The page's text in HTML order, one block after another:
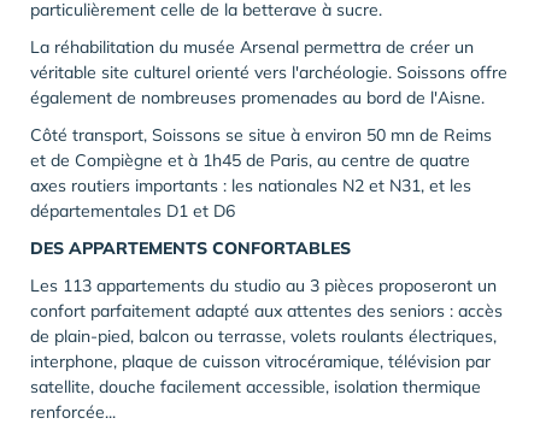
particulièrement celle de la betterave à sucre.
La réhabilitation du musée Arsenal permettra de créer un
véritable site culturel orienté vers l'archéologie. Soissons offre
également de nombreuses promenades au bord de l'Aisne.
Côté transport, Soissons se situe à environ 50 mn de Reims
et de Compiègne et à 1h45 de Paris, au centre de quatre
axes routiers importants : les nationales N2 et N31, et les
départementales D1 et D6
DES APPARTEMENTS CONFORTABLES
Les 113 appartements du studio au 3 pièces proposeront un
confort parfaitement adapté aux attentes des seniors : accès
de plain-pied, balcon ou terrasse, volets roulants électriques,
interphone, plaque de cuisson vitrocéramique, télévision par
satellite, douche facilement accessible, isolation thermique
renforcée...